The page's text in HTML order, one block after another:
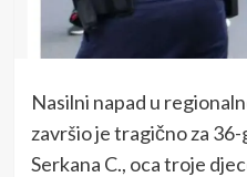
Nasilni napad u
završio je tragično za
Serkana C., oca troje